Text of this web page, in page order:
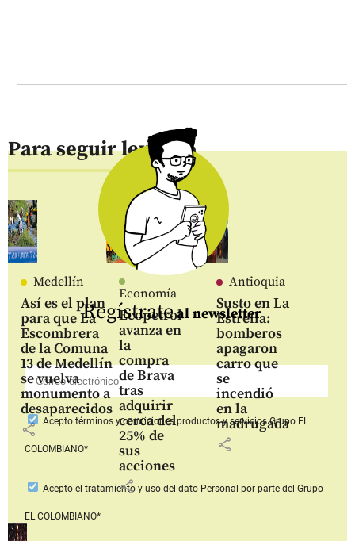
Para seguir leyendo
Medellín
Así es el plan
para que La
Escombrera
de la Comuna
13 de Medellín
se vuelva
monumento a
desaparecidos
share
Economía
Ecopetrol
avanza en
la
compra
de Brava
tras
adquirir
cerca del
25% de
sus
acciones
share
Antioquia
Susto en La
Estrella:
bomberos
apagaron
carro que
se
incendió
en la
madrugada
share
Regístrateal newsletter
Aceptotérminos y condiciones productos y serviciosGrupo EL
COLOMBIANO*
Acepto el tratamiento y uso del dato Personal por parte del Grupo
EL COLOMBIANO*